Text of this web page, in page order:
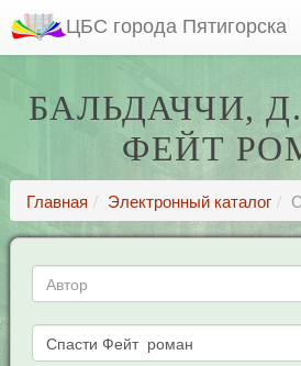
ЦБС города Пятигорска
БАЛЬДАЧЧИ,
ФЕЙТ
Главная Электронный каталог